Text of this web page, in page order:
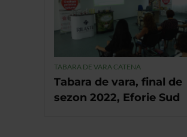
TABARA DE VARA CATENA
Tabara de vara, final de
sezon 2022, Eforie Sud